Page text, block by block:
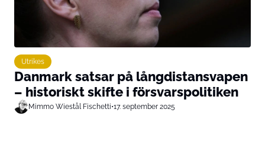
Utrikes
Danmark satsar på långdistansvapen
– historiskt skifte i försvarspolitiken
Mimmo Wiestål Fischetti•17. september 2025